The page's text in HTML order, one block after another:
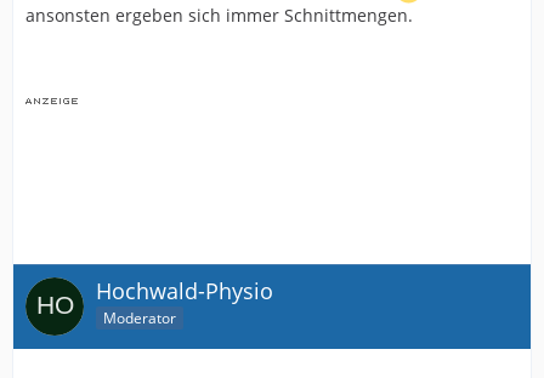
ansonsten ergeben sich immer Schnittmengen.
Hochwald-Physio
Moderator